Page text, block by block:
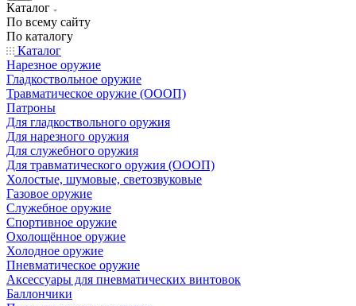
Каталог
По всему сайту
По каталогу
Каталог
Нарезное оружие
Гладкоствольное оружие
Травматическое оружие (ОООП)
Патроны
Для гладкоствольного оружия
Для нарезного оружия
Для служебного оружия
Для травматического оружия (ОООП)
Холостые, шумовые, светозвуковые
Газовое оружие
Служебное оружие
Спортивное оружие
Охолощённое оружие
Холодное оружие
Пневматическое оружие
Аксессуары для пневматических винтовок
Баллончики